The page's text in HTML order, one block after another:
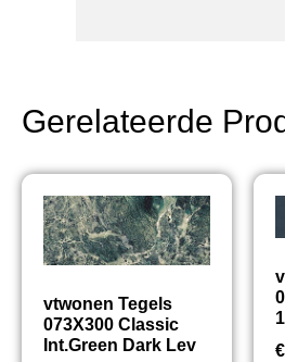
Gerelateerde
vtwonen Tegels
073X300 Classic
Int.Green Dark Lev
€